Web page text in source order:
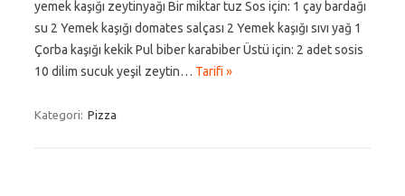
yemek kaşığı zeytinyağı Bir miktar tuz Sos için: 1 çay bardağı
su 2 Yemek kaşığı domates salçası 2 Yemek kaşığı sıvı yağ 1
Çorba kaşığı kekik Pul biber karabiber Üstü için: 2 adet sosis
10 dilim sucuk yeşil zeytin… Tarifi »
Kategori: Pizza